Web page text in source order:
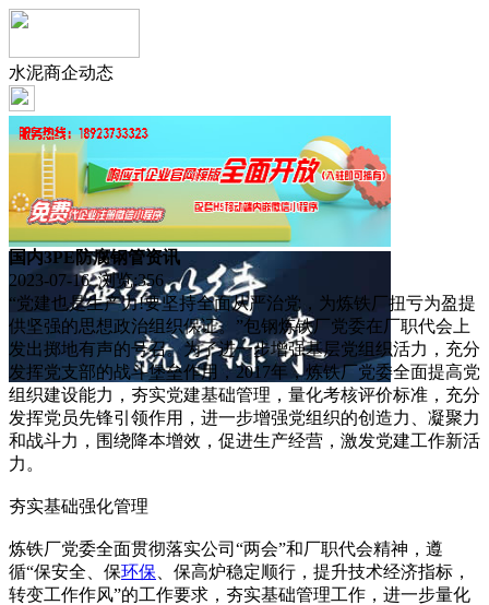
水泥商企动态
国内3PE防腐钢管资讯
2023-07-16 浏览:356
“党建也是生产力!要坚持全面从严治党，为炼铁厂扭亏为盈提
供坚强的思想政治组织保证。”包钢炼铁厂党委在厂职代会上
发出掷地有声的号召。为了进一步增强基层党组织活力，充分
发挥党支部的战斗堡垒作用，2017年，炼铁厂党委全面提高党
组织建设能力，夯实党建基础管理，量化考核评价标准，充分
发挥党员先锋引领作用，进一步增强党组织的创造力、凝聚力
和战斗力，围绕降本增效，促进生产经营，激发党建工作新活
力。
夯实基础强化管理
炼铁厂党委全面贯彻落实公司“两会”和厂职代会精神，遵
循“保安全、保环保 、保高炉稳定顺行，提升技术经济指标，
转变工作作风”的工作要求，夯实基础管理工作，进一步量化